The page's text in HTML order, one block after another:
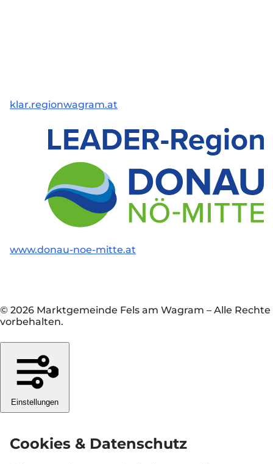
klar.regionwagram.at
www.donau-noe-mitte.at
© 2026 Marktgemeinde Fels am Wagram – Alle Rechte
vorbehalten.
Einstellungen
Cookies & Datenschutz